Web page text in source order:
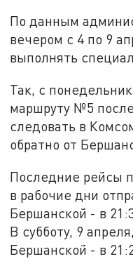
По данным
вечером с 4 по 9
выполнять
Так, с
маршруту №5
следовать в
обратно от
Последние рейсы
в рабочие дни
Бершанской - в
В субботу, 9
Бершанской - в